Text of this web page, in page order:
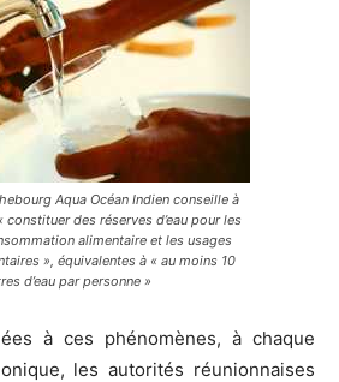
Aqua Océan Indien conseille à
constituer des réserves d’eau pour les
alimentaire et les usages
», équivalentes à « au moins 10
d’eau par personne »
à ces phénomènes, à chaque
les autorités réunionnaises